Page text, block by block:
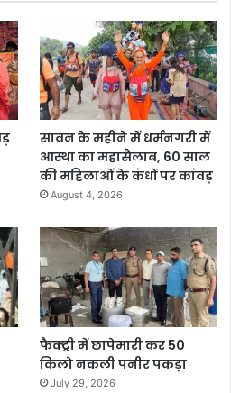
सावन के महीने में धर्मनगरी में
आस्था का महासैलाब, 60 साल
की महिलाओं के कंधों पर कांवड़
August 4, 2026
फैक्ट्री में छापेमारी कर 50
किलो नकली पनीर पकड़ा
July 29, 2026